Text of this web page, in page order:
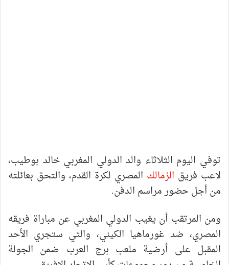
توفي اليوم الثلاثاء والد الدولي المغربي خالد بوطيب،
لاعب فريق الزمالك المصري لكرة القدم، والتحق بعائلته
من أجل حضور مراسم الدفن.
ومن المرتقب أن يغيب الدولي المغربي عن مباراة فريقه
المصري، ضد غورماهيا الكيني، والتي ستجري الأحد
المقبل على أرضية ملعب برج العرب ضمن الجولة